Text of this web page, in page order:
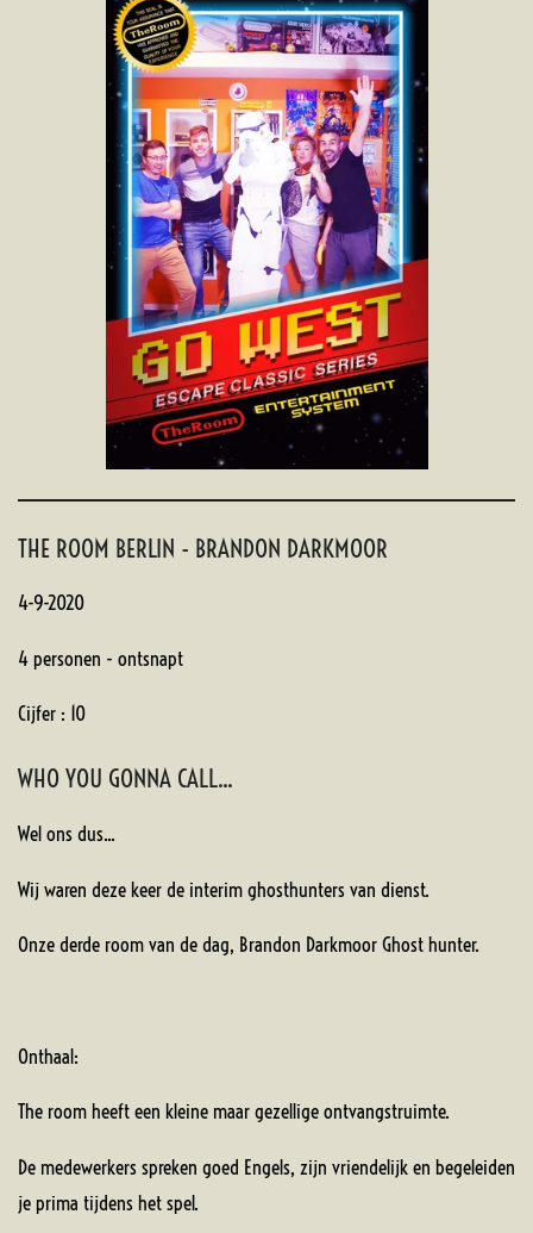
THE ROOM BERLIN - BRANDON DARKMOOR
4-9-2020
4 personen - ontsnapt
Cijfer : 10
WHO YOU GONNA CALL...
Wel ons dus...
Wij waren deze keer de interim ghosthunters van dienst.
Onze derde room van de dag, Brandon Darkmoor Ghost hunter.
Onthaal:
The room heeft een kleine maar gezellige ontvangstruimte.
De medewerkers spreken goed Engels, zijn vriendelijk en begeleiden
je prima tijdens het spel.